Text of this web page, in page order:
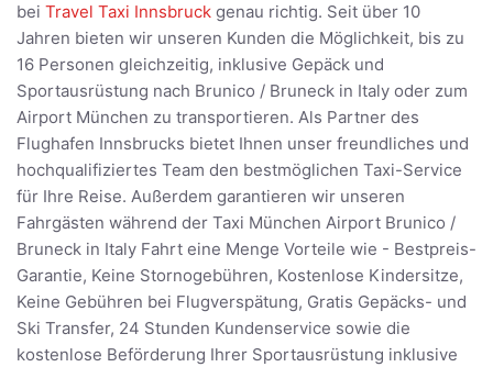
bei Travel Taxi Innsbruck genau richtig. Seit über 10
Jahren bieten wir unseren Kunden die Möglichkeit, bis zu
16 Personen gleichzeitig, inklusive Gepäck und
Sportausrüstung nach Brunico / Bruneck in Italy oder zum
Airport München zu transportieren. Als Partner des
Flughafen Innsbrucks bietet Ihnen unser freundliches und
hochqualifiziertes Team den bestmöglichen Taxi-Service
für Ihre Reise. Außerdem garantieren wir unseren
Fahrgästen während der Taxi München Airport Brunico /
Bruneck in Italy Fahrt eine Menge Vorteile wie - Bestpreis-
Garantie, Keine Stornogebühren, Kostenlose Kindersitze,
Keine Gebühren bei Flugverspätung, Gratis Gepäcks- und
Ski Transfer, 24 Stunden Kundenservice sowie die
kostenlose Beförderung Ihrer Sportausrüstung inklusive